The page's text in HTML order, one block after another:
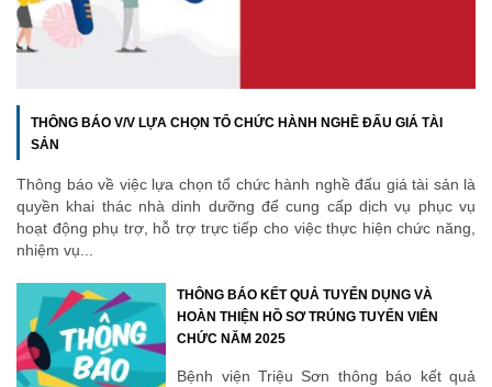
THÔNG BÁO V/V LỰA CHỌN TỔ CHỨC HÀNH NGHỀ ĐẤU GIÁ TÀI
SẢN
Thông báo về việc lựa chọn tổ chức hành nghề đấu giá tài sản là
quyền khai thác nhà dinh dưỡng để cung cấp dịch vụ phục vụ
hoạt động phụ trợ, hỗ trợ trực tiếp cho việc thực hiện chức năng,
nhiệm vụ...
THÔNG BÁO KẾT QUẢ TUYỂN DỤNG VÀ
HOÀN THIỆN HỒ SƠ TRÚNG TUYỂN VIÊN
CHỨC NĂM 2025
Bệnh viện Triệu Sơn thông báo kết quả